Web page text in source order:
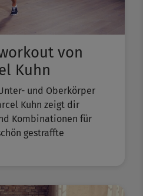
von
Kuhn
und Oberkörper
Kuhn zeigt dir
Kombinationen für
gestraffte